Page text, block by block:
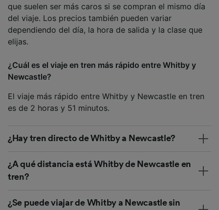
que suelen ser más caros si se compran el mismo día
del viaje. Los precios también pueden variar
dependiendo del día, la hora de salida y la clase que
elijas.
¿Cuál es el viaje en tren más rápido entre Whitby y
Newcastle?
El viaje más rápido entre Whitby y Newcastle en tren
es de 2 horas y 51 minutos.
¿Hay tren directo de Whitby a Newcastle?
¿A qué distancia está Whitby de Newcastle en
tren?
¿Se puede viajar de Whitby a Newcastle sin